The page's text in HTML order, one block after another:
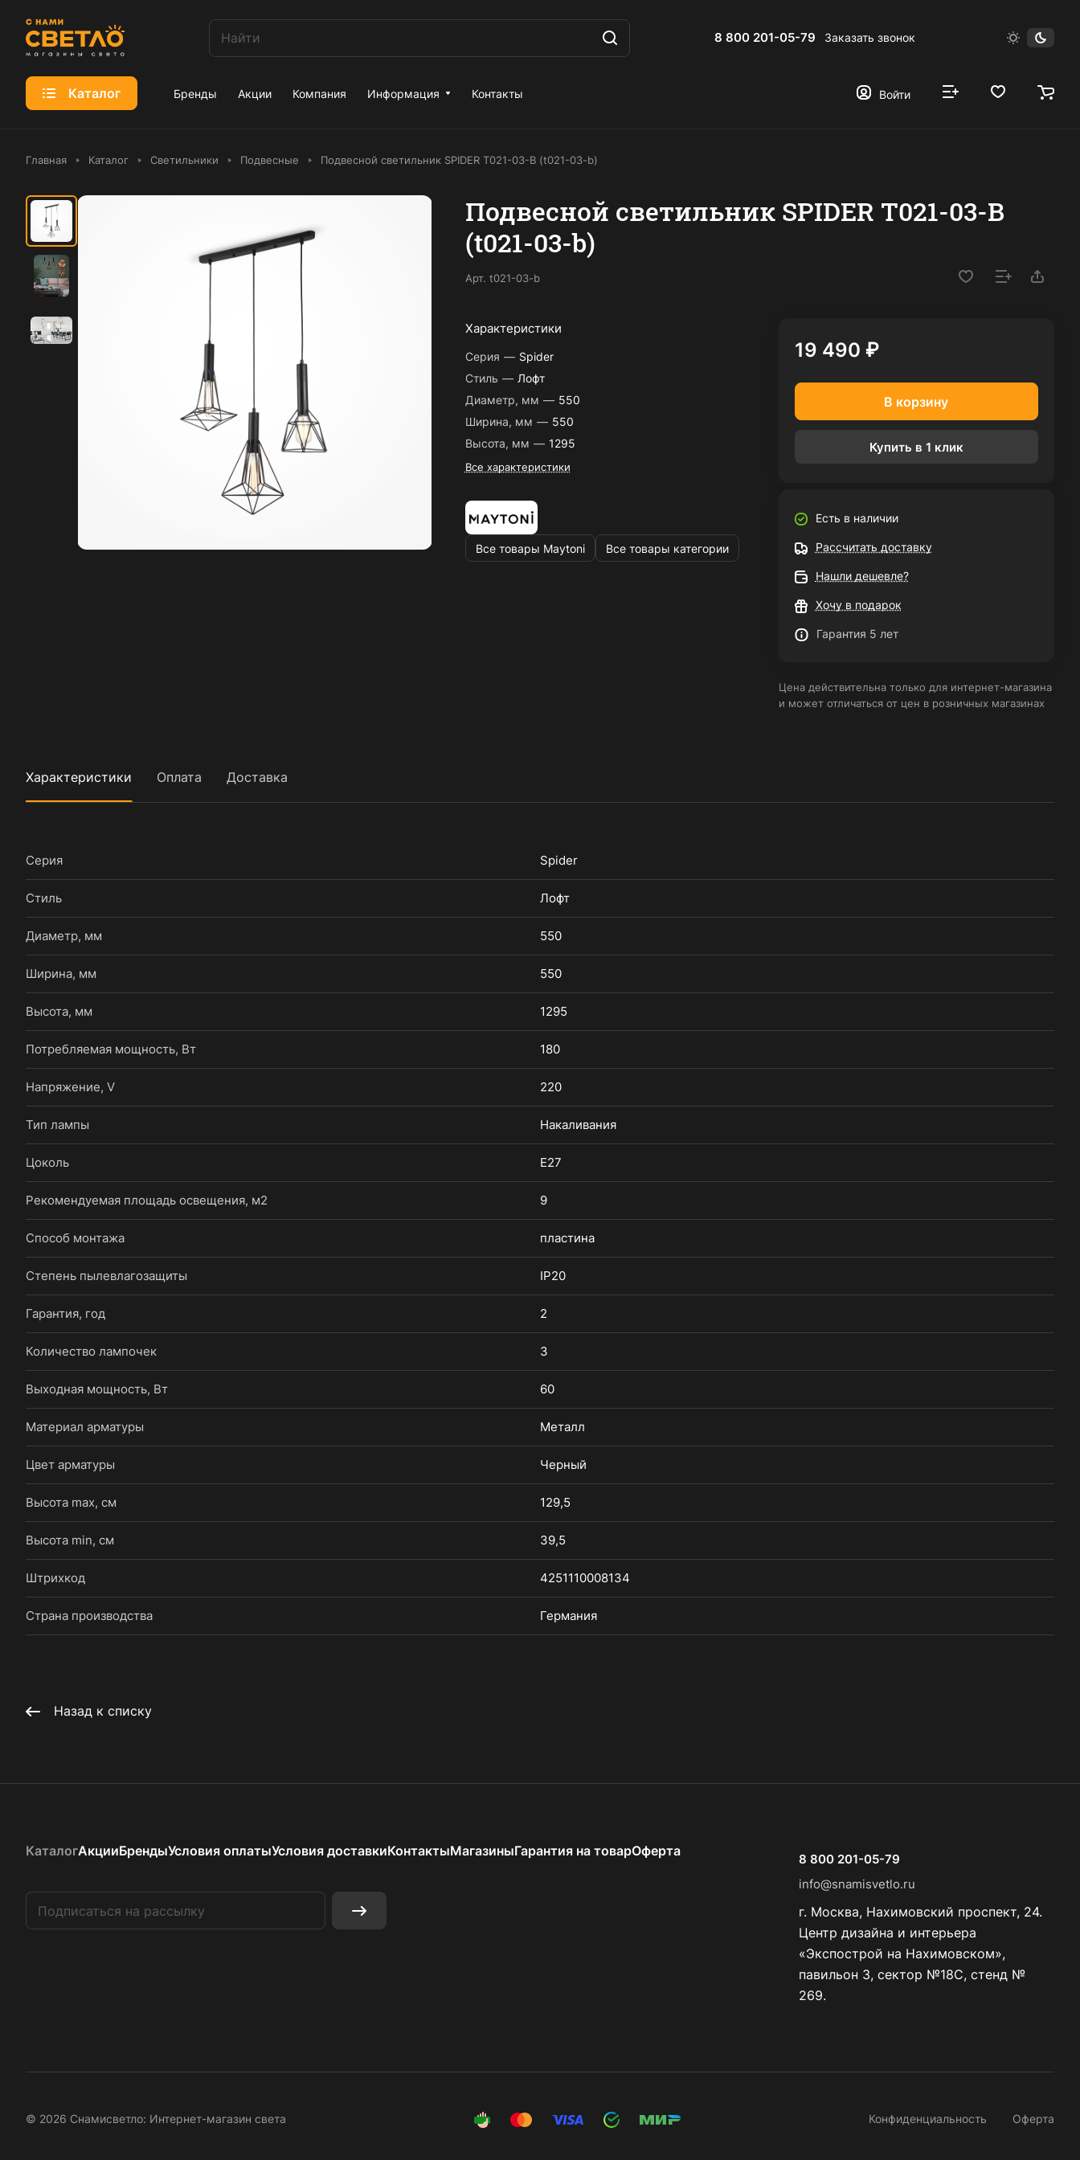
8 800 201-05-79 Заказать звонок
Каталог Бренды Акции Компания Информация Контакты Войти
Главная Каталог Светильники Подвесные Подвесной светильник SPIDER T021-03-B (t021-03-b)
Подвесной светильник SPIDER T021-03-B
(t021-03-b)
Арт. t021-03-b
Характеристики
Серия — Spider
Стиль — Лофт
Диаметр, мм — 550
Ширина, мм — 550
Высота, мм — 1295
Все характеристики
Все товары Maytoni Все товары категории
19 490 ₽
В корзину
Купить в 1 клик
Есть в наличии
Рассчитать доставку
Нашли дешевле?
Хочу в подарок
Гарантия 5 лет
Цена действительна только для интернет-магазина
и может отличаться от цен в розничных магазинах
Характеристики Оплата Доставка
Серия Spider
Стиль Лофт
Диаметр, мм 550
Ширина, мм 550
Высота, мм 1295
Потребляемая мощность, Вт 180
Напряжение, V 220
Тип лампы Накаливания
Цоколь E27
Рекомендуемая площадь освещения, м2 9
Способ монтажа пластина
Степень пылевлагозащиты IP20
Гарантия, год 2
Количество лампочек 3
Выходная мощность, Вт 60
Материал арматуры Металл
Цвет арматуры Черный
Высота max, см 129,5
Высота min, см 39,5
Штрихкод 4251110008134
Страна производства Германия
Назад к списку
КаталогАкцииБрендыУсловия оплатыУсловия доставкиКонтактыМагазиныГарантия на товарОферта
8 800 201-05-79
info@snamisvetlo.ru
г. Москва, Нахимовский проспект, 24.
Центр дизайна и интерьера
«Экспострой на Нахимовском»,
павильон 3, сектор №18С, стенд №
269.
© 2026 Снамисветло: Интернет-магазин света Конфиденциальность Оферта